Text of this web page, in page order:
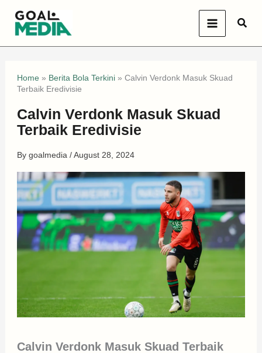
Home» Berita Bola Terkini» Calvin Verdonk Masuk Skuad
Terbaik Eredivisie
Calvin Verdonk Masuk Skuad
Terbaik Eredivisie
By goalmedia /August 28, 2024
Calvin Verdonk Masuk Skuad Terbaik